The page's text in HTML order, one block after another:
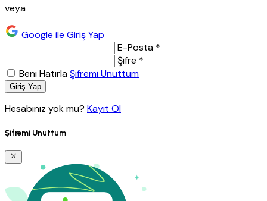
veya
Google ile Giriş Yap
E-Posta *
Şifre *
Beni HatırlaŞifremi Unuttum
Giriş Yap
Hesabınız yok mu? Kayıt Ol
Şifremi Unuttum